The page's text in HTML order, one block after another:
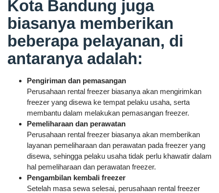
Kota Bandung juga
biasanya memberikan
beberapa pelayanan, di
antaranya adalah:
Pengiriman dan pemasangan
Perusahaan rental freezer biasanya akan mengirimkan
freezer yang disewa ke tempat pelaku usaha, serta
membantu dalam melakukan pemasangan freezer.
Pemeliharaan dan perawatan
Perusahaan rental freezer biasanya akan memberikan
layanan pemeliharaan dan perawatan pada freezer yang
disewa, sehingga pelaku usaha tidak perlu khawatir dalam
hal pemeliharaan dan perawatan freezer.
Pengambilan kembali freezer
Setelah masa sewa selesai, perusahaan rental freezer